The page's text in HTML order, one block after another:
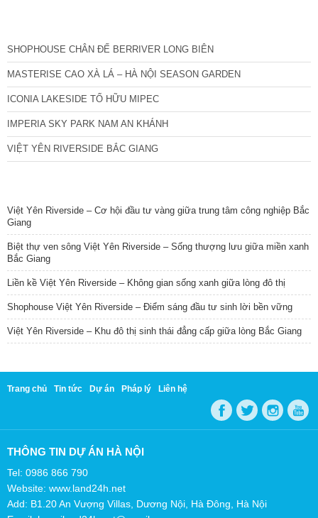
SHOPHOUSE CHÂN ĐẾ BERRIVER LONG BIÊN
MASTERISE CAO XÀ LÁ – HÀ NỘI SEASON GARDEN
ICONIA LAKESIDE TỐ HỮU MIPEC
IMPERIA SKY PARK NAM AN KHÁNH
VIỆT YÊN RIVERSIDE BẮC GIANG
Việt Yên Riverside – Cơ hội đầu tư vàng giữa trung tâm công nghiệp Bắc
Giang
Biệt thự ven sông Việt Yên Riverside – Sống thượng lưu giữa miền xanh
Bắc Giang
Liền kề Việt Yên Riverside – Không gian sống xanh giữa lòng đô thị
Shophouse Việt Yên Riverside – Điểm sáng đầu tư sinh lời bền vững
Việt Yên Riverside – Khu đô thị sinh thái đẳng cấp giữa lòng Bắc Giang
Trang chủ Tin tức Dự án Pháp lý Liên hệ
THÔNG TIN DỰ ÁN HÀ NỘI
Tel: 0986 866 790
Website: www.land24h.net
Add: B1.20 An Vượng Villas, Dương Nội, Hà Đông, Hà Nội